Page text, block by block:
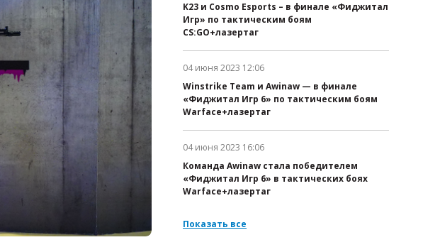
K23 и Cosmo Esports – в финале «Фиджитал
Игр» по тактическим боям
CS:GO+лазертаг
Дата публикации:
04 июня 2023 12:06
Winstrike Team и Awinaw — в финале
«Фиджитал Игр 6» по тактическим боям
Warface+лазертаг
Дата публикации:
04 июня 2023 16:06
Команда Awinaw стала победителем
«Фиджитал Игр 6» в тактических боях
Warface+лазертаг
Показать все